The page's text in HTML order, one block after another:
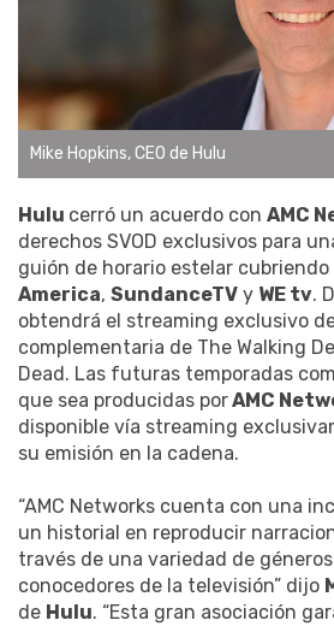
Mike Hopkins, CEO de Hulu
Hulu cerró un acuerdo con AMC
derechos SVOD exclusivos para
guión de horario estelar cubriendo
America, SundanceTV y WE tv.
obtendrá el streaming exclusivo
complementaria de The Walking
Dead. Las futuras temporadas
que sea producidas porAMC
disponible vía streaming
su emisión en la cadena.
“AMC Networks cuenta con una
un historial en reproducir
través de una variedad de
conocedores de la televisión” dijo
de Hulu. “Esta gran asociación